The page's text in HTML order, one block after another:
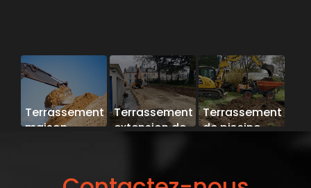
Terrassement
maison
Terrassement
extension de
Terrassement
de piscine